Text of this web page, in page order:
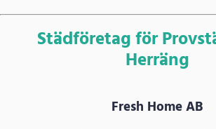
Städföretag för
Herräng
Fresh Home AB